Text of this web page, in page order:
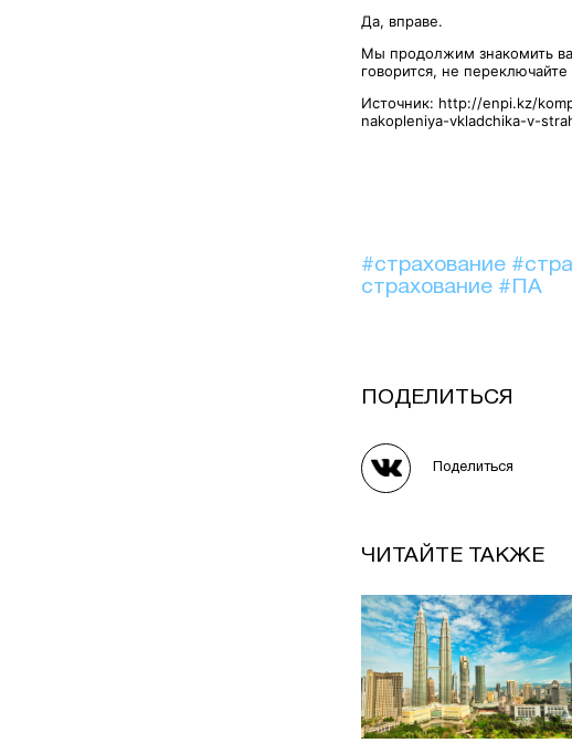
Да, вправе.
Мы продолжим знакомить
говорится, не переключайте
Источник: http://enpi.kz/
nakopleniya-vkladchika-v-
#страхование
страхование #ПА
ПОДЕЛИТЬСЯ
Поделиться
ЧИТАЙТЕ ТАКЖЕ